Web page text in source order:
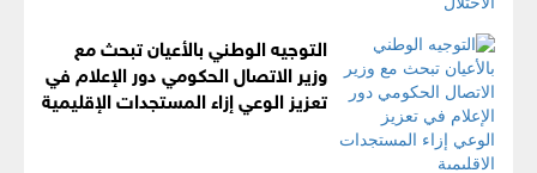
التوجيه الوطني بالأعيان تبحث مع
وزير الاتصال الحكومي دور الإعلام في
تعزيز الوعي إزاء المستجدات الإقليمية